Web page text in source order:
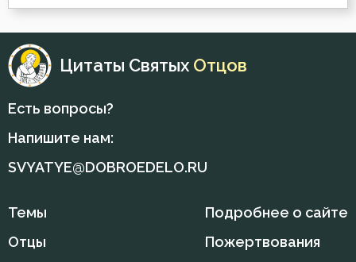
Цитаты Святых Отцов
Есть вопросы?
Напишите нам:
SVYATYE@DOBROEDELO.RU
Темы
Отцы
Подробнее о сайте
Пожертвования